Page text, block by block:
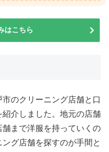
はこちら
のクリーニング店舗と口
介しました。地元の店舗
まで洋服を持っていくの
グ店舗を探すのが手間と